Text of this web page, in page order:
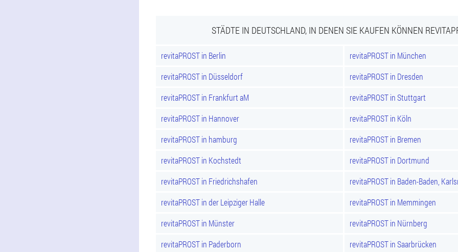
STÄDTE IN DEUTSCHLAND, IN DENEN SIE KAUFEN KÖNNEN
revitaPROST in Berlin
revitaPROST in München
revitaPROST in Düsseldorf
revitaPROST in Dresden
revitaPROST in Frankfurt aM
revitaPROST in Stuttgart
revitaPROST in Hannover
revitaPROST in Köln
revitaPROST in hamburg
revitaPROST in Bremen
revitaPROST in Kochstedt
revitaPROST in Dortmund
revitaPROST in Friedrichshafen
revitaPROST in Baden-Baden,
revitaPROST in der Leipziger Halle
revitaPROST in Memmingen
revitaPROST in Münster
revitaPROST in Nürnberg
revitaPROST in Paderborn
revitaPROST in Saarbrücken